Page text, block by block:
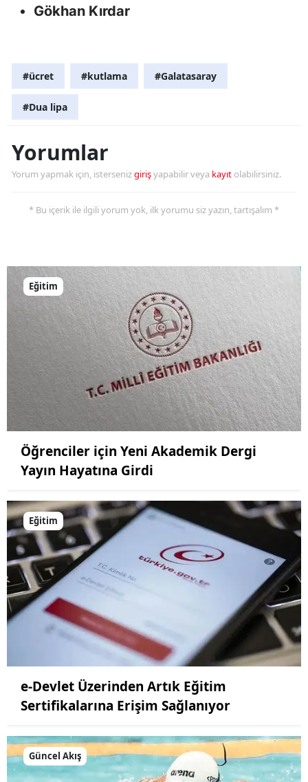
Sinop
Uşak
Van
Yozgat
Zonguldak
Aksaray
Bayburt
Karaman
Batman
Şırnak
Bartın
Ardahan
Iğdır
Yalova
Kilis
Düzce
Gökhan Kırdar
#ücret #kutlama #Galatasaray
#Dua lipa
Yorumlar
Yorum yapmak için, istersenizgirişyapabilir veya kayıt olabilirsiniz.
* Bu içerik ile ilgili yorum yok, ilk yorumu siz yazın, tartışalım *
Eğitim
Öğrenciler için Yeni Akademik Dergi
Yayın Hayatına Girdi
Eğitim
e-Devlet Üzerinden Artık Eğitim
Sertifikalarına Erişim Sağlanıyor
Güncel Akış